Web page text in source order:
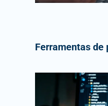
Ferramentas de